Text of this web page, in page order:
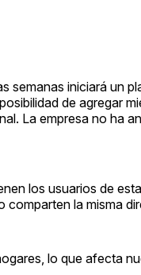
semanas iniciará un
de agregar
La empresa no ha
los usuarios de
comparten la misma
lo que afecta